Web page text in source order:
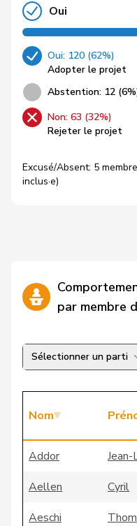
Oui
Oui: 120 (62%)
Adopter le projet
Abstention: 12
Non: 63 (32%)
Rejeter le projet
Excusé/Absent: 5
inclus·e)
par membre
Sélectionner un parti
Nom
Addor Jean-
Aellen
Cyril
Aeschi